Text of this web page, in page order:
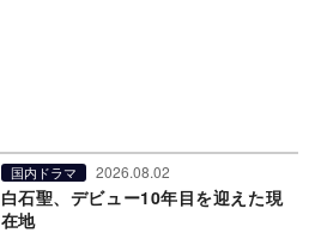
国内ドラマ 2026.08.02
白石聖、デビュー10年目を迎えた現
在地